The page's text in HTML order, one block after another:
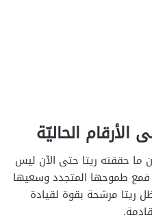
الحاليّة
ما حققته ريتا حتى الآن ليس
فمع طموحها المتجدد وسعيها
ريتا مرشحة بقوة لقيادة